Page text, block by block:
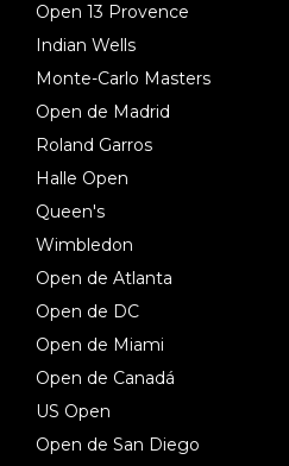
Open 13 Provence
Indian Wells
Monte-Carlo Masters
Open de Madrid
Roland Garros
Halle Open
Queen's
Wimbledon
Open de Atlanta
Open de DC
Open de Miami
Open de Canadá
US Open
Open de San Diego